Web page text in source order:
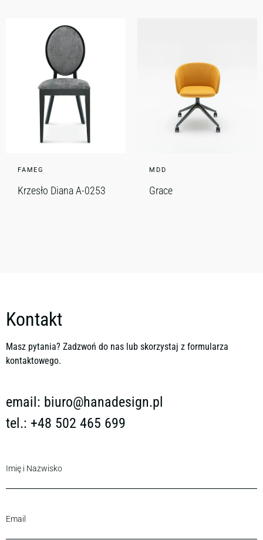
FAMEG
Krzesło Diana A-0253
MDD
Grace
Kontakt
Masz pytania? Zadzwoń do nas lub skorzystaj z formularza
kontaktowego.
email: biuro@hanadesign.pl
tel.: +48 502 465 699